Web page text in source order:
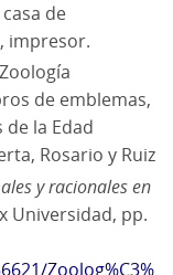
de
impresor.
de emblemas,
la Edad
Rosario y Ruiz
y racionales en
Universidad, pp.
Zoolog%C3%